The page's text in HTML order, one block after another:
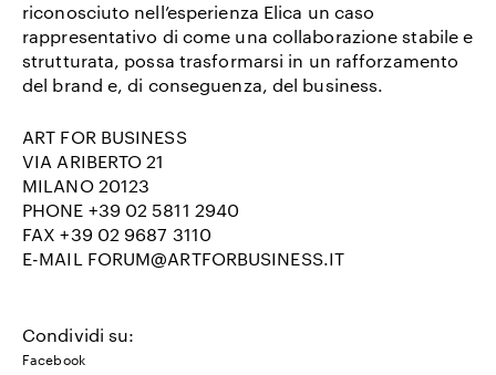
riconosciuto nell’esperienza Elica un caso
rappresentativo di come una collaborazione stabile e
strutturata, possa trasformarsi in un rafforzamento
del brand e, di conseguenza, del business.
ART FOR BUSINESS
VIA ARIBERTO 21
MILANO 20123
PHONE +39 02 5811 2940
FAX +39 02 9687 3110
E-MAIL FORUM@ARTFORBUSINESS.IT
Condividi su:
Facebook